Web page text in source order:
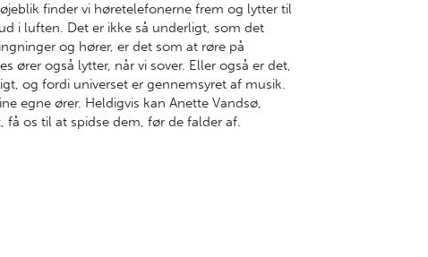
finder vi høretelefonerne frem og lytter til
i luften. Det er ikke så underligt, som det
og hører, er det som at røre på
ører også lytter, når vi sover. Eller også er det,
og fordi universet er gennemsyret af musik.
egne ører. Heldigvis kan Anette Vandsø,
få os til at spidse dem, før de falder af.